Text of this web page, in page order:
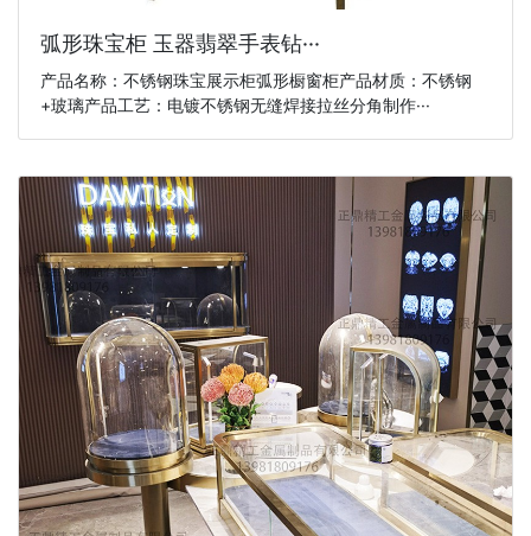
弧形珠宝柜 玉器翡翠手表钻···
产品名称：不锈钢珠宝展示柜弧形橱窗柜产品材质：不锈钢
+玻璃产品工艺：电镀不锈钢无缝焊接拉丝分角制作···